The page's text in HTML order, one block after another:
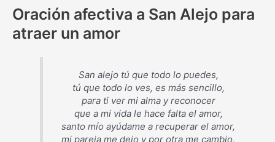
Oración afectiva a San Alejo para
atraer un amor
San alejo tú que todo lo puedes,
tú que todo lo ves, es más sencillo,
para ti ver mi alma y reconocer
que a mi vida le hace falta el amor,
santo mío ayúdame a recuperar el amor,
mi pareja me dejo y por otra me cambio,